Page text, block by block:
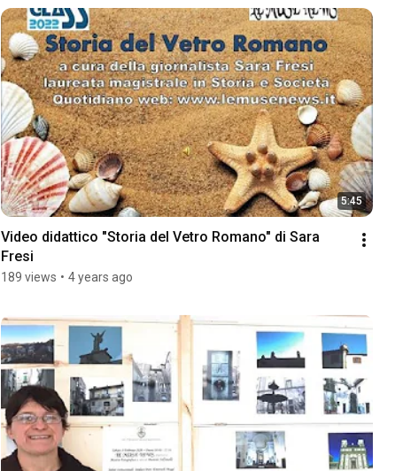
5:45
Video didattico "Storia del Vetro Romano" di Sara
Fresi
189 views • 4 years ago